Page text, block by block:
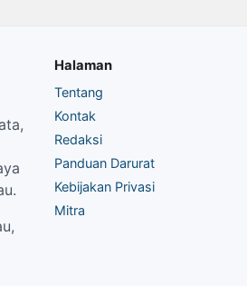
Halaman
Tentang
Kontak
Redaksi
Panduan Darurat
Kebijakan Privasi
Mitra